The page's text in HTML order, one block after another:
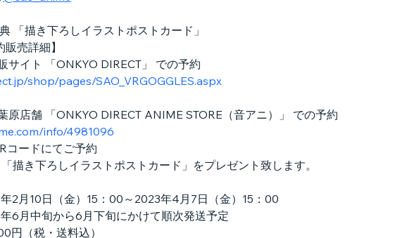
「描き下ろしイラストポストカード」
販売詳細】
イト 「ONKYO DIRECT」 での予約
shop/pages/SAO_VRGOGGLES.aspx
店舗 「ONKYO DIRECT ANIME STORE（音アニ）」 での予約
info/4981096
コードにてご予約
描き下ろしイラストポストカード」をプレゼント致します。
2月10日（金）15：00～2023年4月7日（金）15：00
6月中旬から6月下旬にかけて順次発送予定
円（税・送料込）